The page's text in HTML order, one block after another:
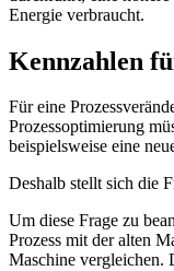
Energie verbraucht.
Kennzahlen
Für eine
Prozessoptimierung
beispielsweise eine
Deshalb stellt sich die
Um diese Frage zu
Prozess mit der alten
Maschine vergleichen.